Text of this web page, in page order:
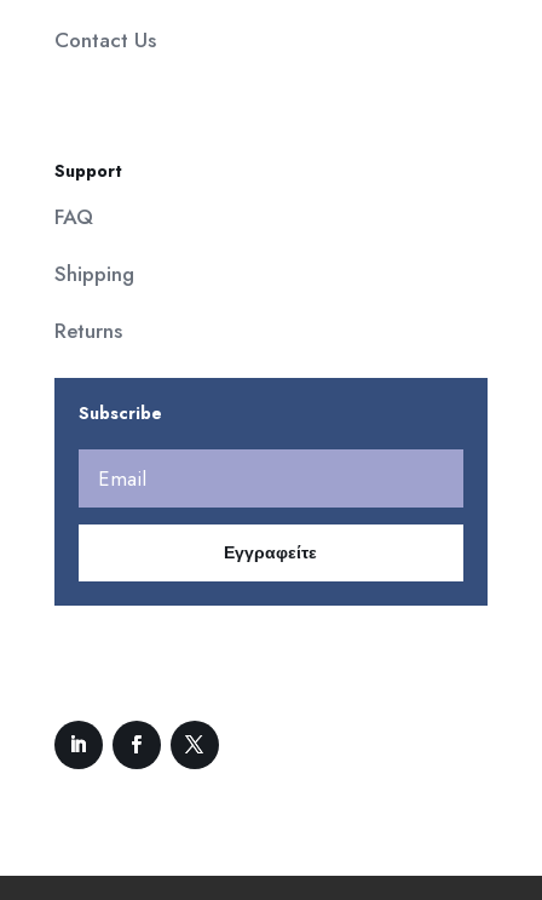
Contact Us
Support
FAQ
Shipping
Returns
Subscribe
Εγγραφείτε